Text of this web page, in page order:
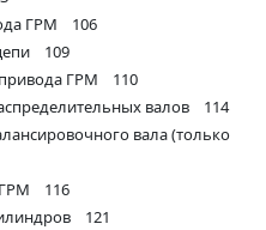
ГРМ 106
109
привода ГРМ 110
валов 114
вала (только
ГРМ 116
121